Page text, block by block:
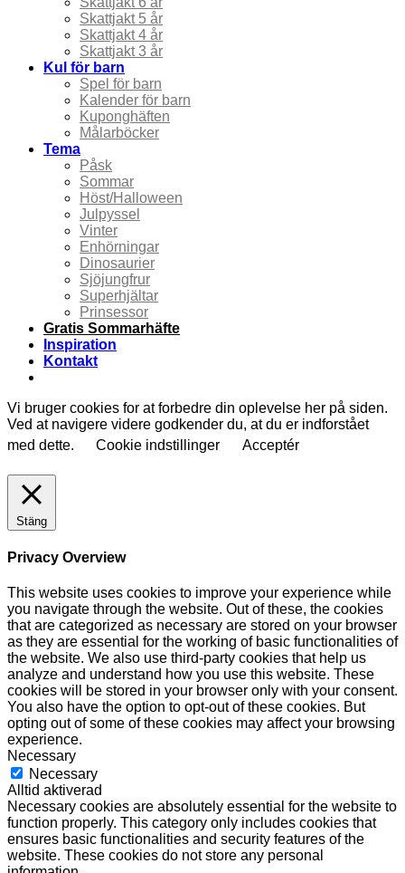
Skattjakt 5 år
Skattjakt 4 år
Skattjakt 3 år
Kul för barn
Spel för barn
Kalender för barn
Kuponghäften
Målarböcker
Tema
Påsk
Sommar
Höst/Halloween
Julpyssel
Vinter
Enhörningar
Dinosaurier
Sjöjungfrur
Superhjältar
Prinsessor
Gratis Sommarhäfte
Inspiration
Kontakt
Vi bruger cookies for at forbedre din oplevelse her på siden.
Ved at navigere videre godkender du, at du er indforstået
med dette.
Cookie indstillinger Acceptér
Stäng
Privacy Overview
This website uses cookies to improve your experience while
you navigate through the website. Out of these, the cookies
that are categorized as necessary are stored on your browser
as they are essential for the working of basic functionalities of
the website. We also use third-party cookies that help us
analyze and understand how you use this website. These
cookies will be stored in your browser only with your consent.
You also have the option to opt-out of these cookies. But
opting out of some of these cookies may affect your browsing
experience.
Necessary
Necessary
Alltid aktiverad
Necessary cookies are absolutely essential for the website to
function properly. This category only includes cookies that
ensures basic functionalities and security features of the
website. These cookies do not store any personal